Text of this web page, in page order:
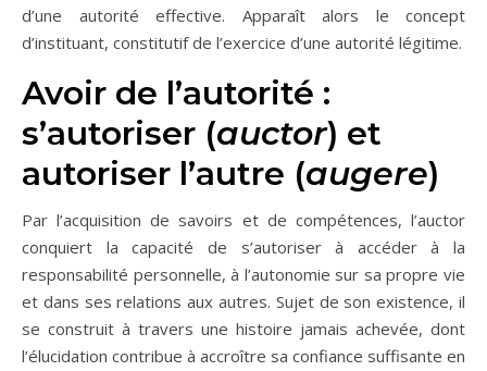
d’une autorité effective. Apparaît alors le concept
d’instituant, constitutif de l’exercice d’une autorité légitime.
Avoir de l’autorité :
s’autoriser (auctor) et
autoriser l’autre (augere)
Par l’acquisition de savoirs et de compétences, l’auctor
conquiert la capacité de s’autoriser à accéder à la
responsabilité personnelle, à l’autonomie sur sa propre vie
et dans ses relations aux autres. Sujet de son existence, il
se construit à travers une histoire jamais achevée, dont
l’élucidation contribue à accroître sa confiance suffisante en